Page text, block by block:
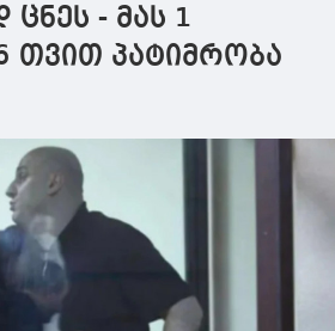
ცნეს - მას 1
თვით პატიმრობა